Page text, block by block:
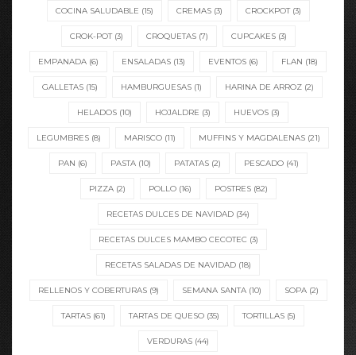
COCINA SALUDABLE (15) CREMAS(3) CROCKPOT(3)
CROK-POT(3) CROQUETAS(7) CUPCAKES(3)
EMPANADA (6) ENSALADAS (13) EVENTOS (6) FLAN (18)
GALLETAS (15) HAMBURGUESAS (1) HARINA DE ARROZ (2)
HELADOS(10) HOJALDRE (3) HUEVOS(3)
LEGUMBRES(8) MARISCO(11) MUFFINS Y MAGDALENAS(21)
PAN (6) PASTA(10) PATATAS(2) PESCADO(41)
PIZZA(2) POLLO(16) POSTRES(82)
RECETAS DULCES DE NAVIDAD (34)
RECETAS DULCES MAMBO CECOTEC (3)
RECETAS SALADAS DE NAVIDAD (18)
RELLENOS Y COBERTURAS(9) SEMANA SANTA(10) SOPA(2)
TARTAS(61) TARTAS DE QUESO(35) TORTILLAS(5)
VERDURAS (44)